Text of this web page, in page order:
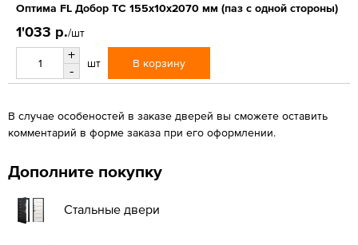
Оптима FL Добор ТС 155х10х2070 мм (паз с одной стороны)
1'033 р./шт
+
-
шт В корзину
В случае особеностей в заказе дверей вы сможете оставить
комментарий в форме заказа при его оформлении.
Дополните покупку
Стальные двери